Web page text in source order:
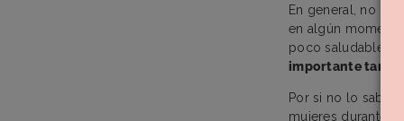
En general, no
en algún
poco saludables.
importante tanto
Por si no lo
mujeres durante